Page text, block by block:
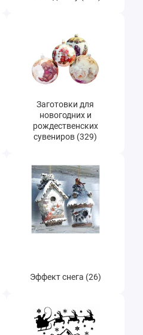
и украшения
наклейки и
скрапбукинга,
(48)
микробисер (47)
Заготовки для
новогодних и
рождественских
сувениров (329)
Эффект снега (26)